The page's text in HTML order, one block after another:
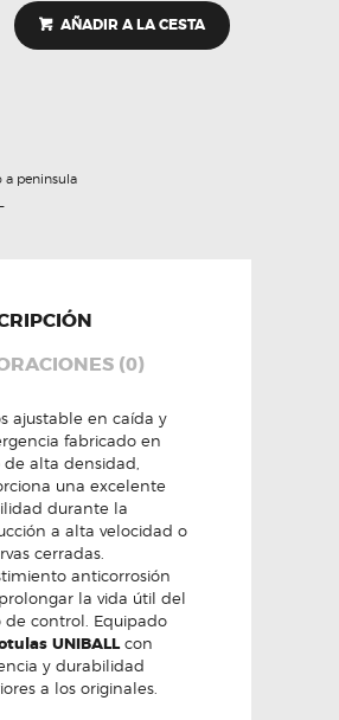
AÑADIR A LA CESTA
a peninsula
(0)
ajustable en caída y
fabricado en
de alta densidad,
una excelente
durante la
a alta velocidad o
cerradas.
anticorrosión
la vida útil del
de control. Equipado
UNIBALLcon
y durabilidad
a los originales.